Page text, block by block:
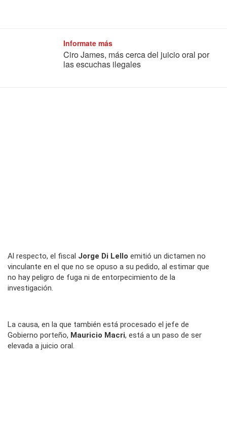
Informate más
Ciro James, más cerca del juicio oral por
las escuchas ilegales
Al respecto, el fiscal Jorge Di Lello emitió un dictamen no
vinculante en el que no se opuso a su pedido, al estimar que
no hay peligro de fuga ni de entorpecimiento de la
investigación.
La causa, en la que también está procesado el jefe de
Gobierno porteño, Mauricio Macri, está a un paso de ser
elevada a juicio oral.